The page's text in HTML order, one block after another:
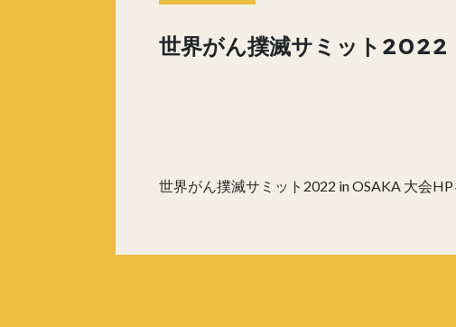
世界がん撲滅サミット
世界がん撲滅サミット2022 in OSAKA 大会